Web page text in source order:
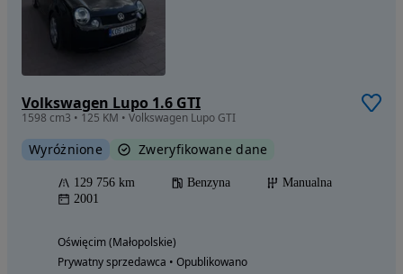
Volkswagen Lupo 1.6 GTI
1598 cm3 • 125 KM • Volkswagen Lupo GTI
Wyróżnione Zweryfikowane dane
129 756 km Benzyna
Manualna
2001
Oświęcim (Małopolskie)
Prywatny sprzedawca • Opublikowano